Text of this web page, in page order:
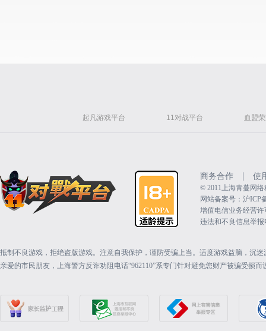
起凡游戏平台 11对战平台 血盟
商务合作 | 使
©️ 2011上海青蔓网
网站备案号：沪ICP
增值电信业务经营许
违法和不良信息举报
抵制不良游戏，拒绝盗版游戏。注意自我保护，谨防受骗上当。适度游戏益脑，沉
亲爱的市民朋友，上海警方反诈劝阻电话“962110”系专门针对避免您财产被骗受损